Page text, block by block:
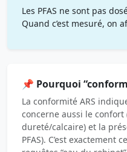
Les PFAS ne sont pas
Quand c’est mesuré, on
📌 Pourquoi
La conformité ARS
concerne aussi le
dureté/calcaire) et la
PFAS). C’est exactement